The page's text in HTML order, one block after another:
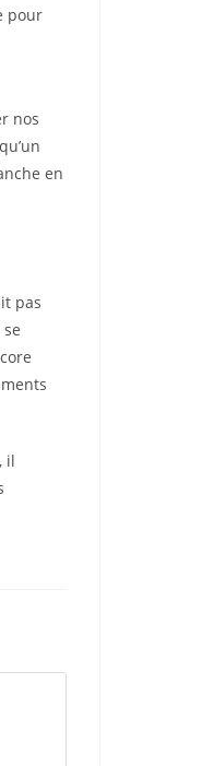
pour
nos
en
pas
il